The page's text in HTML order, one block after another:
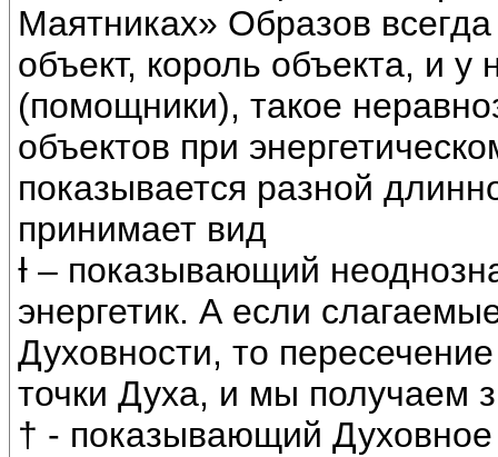
Маятниках» Образов
объект, король объекта, и
(помощники), такое
объектов при
показывается разной
принимает вид
Ɨ – показывающий
энергетик. А если
Духовности, то
точки Духа, и мы получаем
† - показывающий